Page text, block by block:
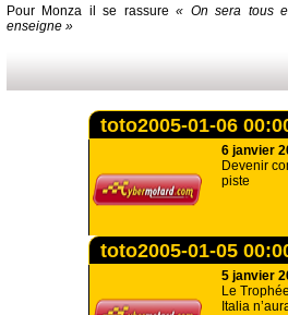
Pour Monza il se rassure« On sera tous
enseigne »
toto2005-01-06
6 janvier
Devenir
piste
toto2005-01-05
5 janvier
Le
Italia